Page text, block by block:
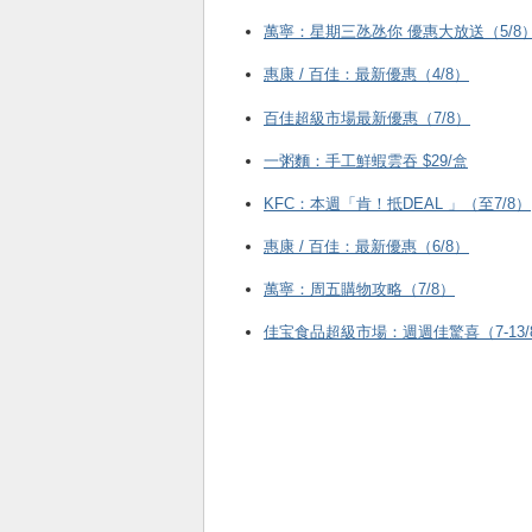
萬寧：星期三氹氹你 優惠大放送（5/8）
惠康 / 百佳：最新優惠（4/8）
百佳超級市場最新優惠（7/8）
一粥麵：手工鮮蝦雲吞 $29/盒
KFC ：本週「肯！抵DEAL 」（至7/8）
惠康 / 百佳：最新優惠（6/8）
萬寧：周五購物攻略（7/8）
佳宝食品超級市場：週週佳驚喜（7-13/